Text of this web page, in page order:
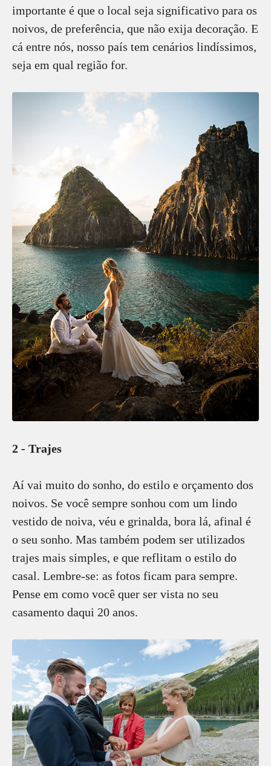
importante é que o local seja significativo para os
noivos, de preferência, que não exija decoração. E
cá entre nós, nosso país tem cenários lindíssimos,
seja em qual região for.
2 - Trajes
Aí vai muito do sonho, do estilo e orçamento dos
noivos. Se você sempre sonhou com um lindo
vestido de noiva, véu e grinalda, bora lá, afinal é
o seu sonho. Mas também podem ser utilizados
trajes mais simples, e que reflitam o estilo do
casal. Lembre-se: as fotos ficam para sempre.
Pense em como você quer ser vista no seu
casamento daqui 20 anos.